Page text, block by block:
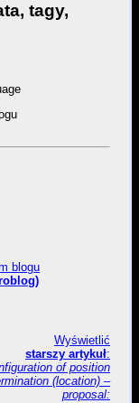
tagy,
blogu
Wyświetlić
starszy artykuł:
of position
(location) –
proposal: